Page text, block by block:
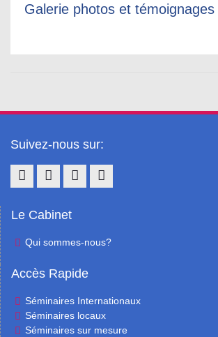
Galerie photos et témoignages
Suivez-nous sur:
Le Cabinet
Qui sommes-nous?
Accès Rapide
Séminaires Internationaux
Séminaires locaux
Séminaires sur mesure